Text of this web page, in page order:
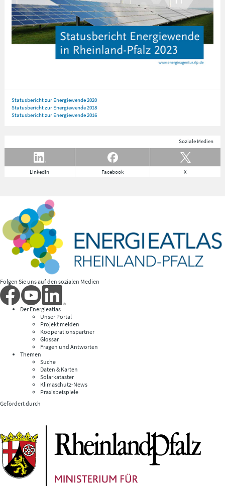
Statusbericht zur Energiewende 2020
Statusbericht zur Energiewende 2018
Statusbericht zur Energiewende 2016
Soziale Medien
LinkedIn Facebook X
Folgen Sie uns auf den sozialen Medien
Der Energieatlas
Unser Portal
Projekt melden
Kooperationspartner
Glossar
Fragen und Antworten
Themen
Suche
Daten & Karten
Solarkataster
Klimaschutz-News
Praxisbeispiele
Gefördert durch